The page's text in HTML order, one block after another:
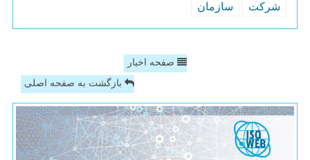
شركت
سازمان
صفحه اخبار
بازگشت به صفحه اصلی